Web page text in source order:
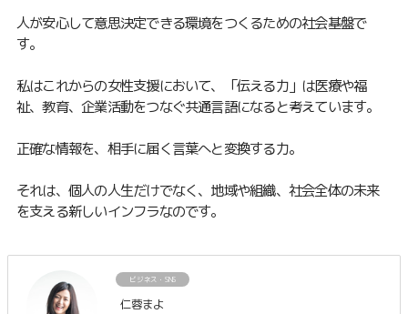
人が安心して意思決定できる環境をつくるための社会基盤で
す。
私はこれからの女性支援において、「伝える力」は医療や福
祉、教育、企業活動をつなぐ共通言語になると考えています。
正確な情報を、相手に届く言葉へと変換する力。
それは、個人の人生だけでなく、地域や組織、社会全体の未来
を支える新しいインフラなのです。
ビジネス・SNS
仁蓉まよ